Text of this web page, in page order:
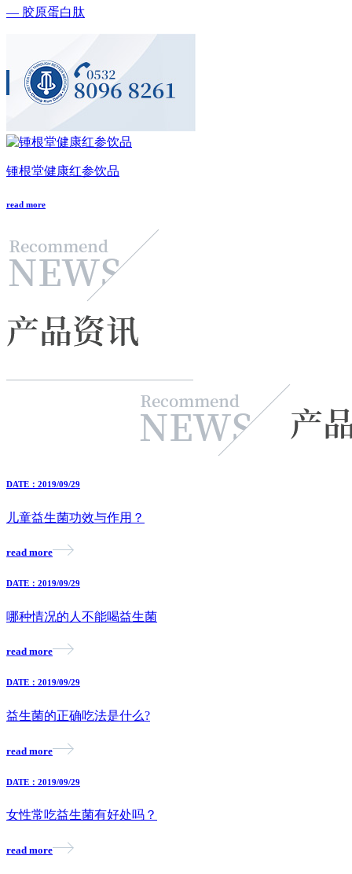
— 胶原蛋白肽
锺根堂健康红参饮品
read more
DATE：2019/09/29
儿童益生菌功效与作用？
read more
DATE：2019/09/29
哪种情况的人不能喝益生菌
read more
DATE：2019/09/29
益生菌的正确吃法是什么?
read more
DATE：2019/09/29
女性常吃益生菌有好处吗？
read more